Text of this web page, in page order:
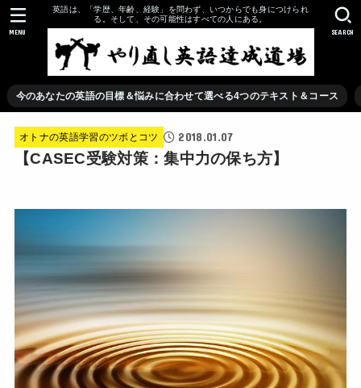
英語は、「学歴、年齢、経験」を問わず、いつからでも身につけられ
る。そして、その可能性はすべての人にある。
今のあなたの英語の目標＆悩みに合わせて選べる4つのテキスト＆コース
SEARCH
MENU
オトナの英語学習のツボとコツ 2018.01.07
【CASEC受験対策：集中力の保ち方】